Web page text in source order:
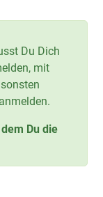
Du Dich
mit
Du die